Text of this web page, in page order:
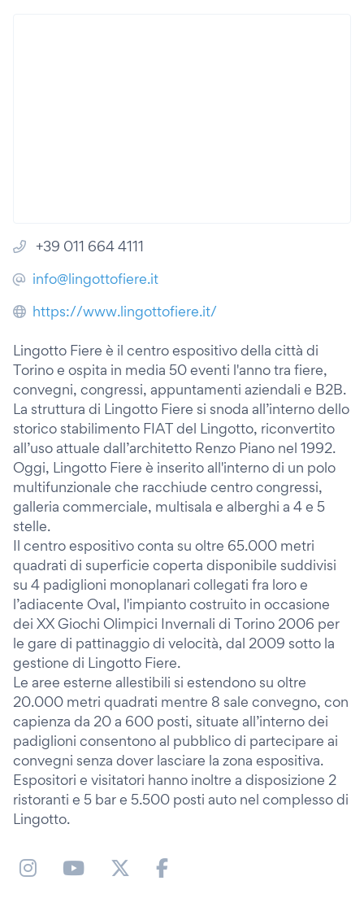
+39 011 664 4111
info@lingottofiere.it
https://www.lingottofiere.it/
Lingotto Fiere è il centro espositivo della città di
Torino e ospita in media 50 eventi l'anno tra fiere,
convegni, congressi, appuntamenti aziendali e B2B.
La struttura di Lingotto Fiere si snoda all’interno dello
storico stabilimento FIAT del Lingotto, riconvertito
all’uso attuale dall’architetto Renzo Piano nel 1992.
Oggi, Lingotto Fiere è inserito all'interno di un polo
multifunzionale che racchiude centro congressi,
galleria commerciale, multisala e alberghi a 4 e 5
stelle.
Il centro espositivo conta su oltre 65.000 metri
quadrati di superficie coperta disponibile suddivisi
su 4 padiglioni monoplanari collegati fra loro e
l’adiacente Oval, l'impianto costruito in occasione
dei XX Giochi Olimpici Invernali di Torino 2006 per
le gare di pattinaggio di velocità, dal 2009 sotto la
gestione di Lingotto Fiere.
Le aree esterne allestibili si estendono su oltre
20.000 metri quadrati mentre 8 sale convegno, con
capienza da 20 a 600 posti, situate all’interno dei
padiglioni consentono al pubblico di partecipare ai
convegni senza dover lasciare la zona espositiva.
Espositori e visitatori hanno inoltre a disposizione 2
ristoranti e 5 bar e 5.500 posti auto nel complesso di
Lingotto.